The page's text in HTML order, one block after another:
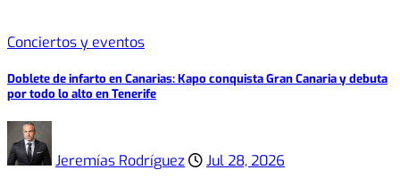
Conciertos y eventos
Doblete de infarto en Canarias: Kapo conquista Gran Canaria y debuta
por todo lo alto en Tenerife
Jeremías Rodríguez Jul 28, 2026